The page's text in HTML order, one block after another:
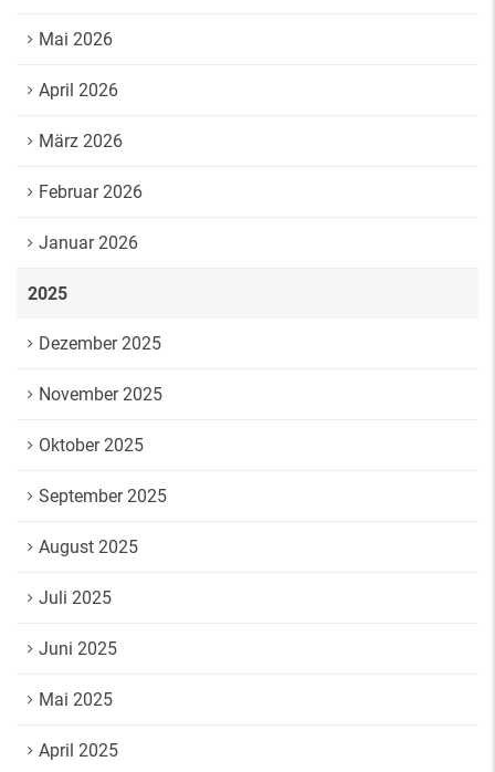
Mai 2026
April 2026
März 2026
Februar 2026
Januar 2026
2025
Dezember 2025
November 2025
Oktober 2025
September 2025
August 2025
Juli 2025
Juni 2025
Mai 2025
April 2025